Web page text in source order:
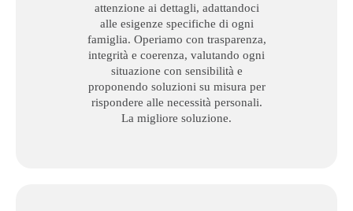
attenzione ai dettagli, adattandoci
alle esigenze specifiche di ogni
famiglia. Operiamo con trasparenza,
integrità e coerenza, valutando ogni
situazione con sensibilità e
proponendo soluzioni su misura per
rispondere alle necessità personali.
La migliore soluzione.